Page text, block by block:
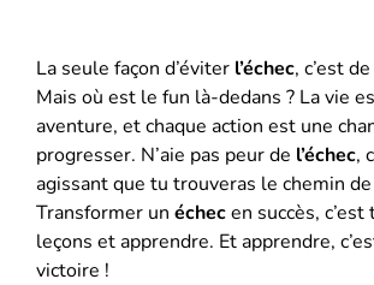
La seule façon d’éviter l’échec, c’est
Mais où est le fun là-dedans ? La vie
aventure, et chaque action est une
progresser. N’aie pas peur de l’échec,
agissant que tu trouveras le chemin
Transformer un échecen succès,
leçons et apprendre. Et apprendre,
victoire !